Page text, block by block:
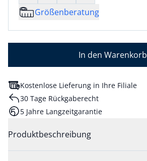
Größenberatung
In den Warenkorb
Kostenlose Lieferung in Ihre Filiale
30 Tage Rückgaberecht
5 Jahre Langzeitgarantie
Produktbeschreibung